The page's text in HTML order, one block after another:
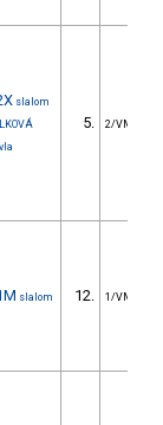
slalom
5. 2/VM
slalom 12. 1/VM